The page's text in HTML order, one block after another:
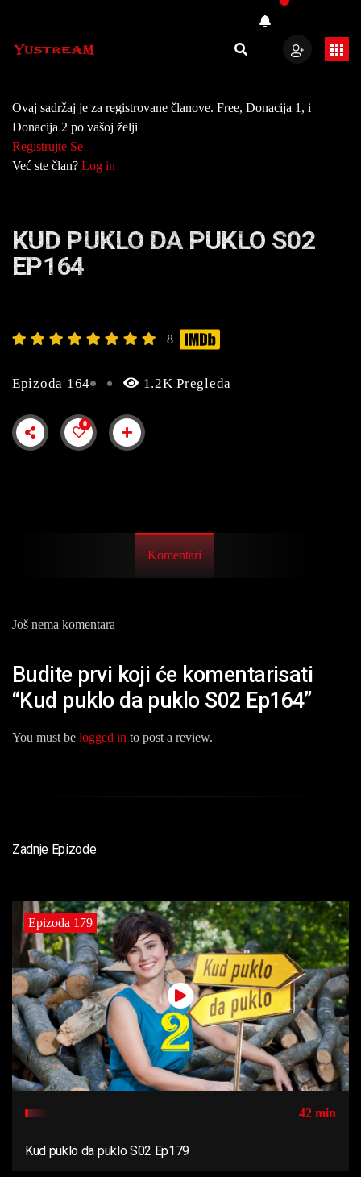
Ovaj sadržaj je za registrovane članove. Free, Donacija 1, i
Donacija 2 po vašoj želji
Registrujte Se
Već ste član? Log in
KUD PUKLO DA PUKLO S02
EP164
8
Epizoda 164 1.2K Pregleda
0
Komentari
Još nema komentara
Budite prvi koji će komentarisati
“Kud puklo da puklo S02 Ep164”
You must be logged in to post a review.
Zadnje Epizode
Epizoda 179
42 min
Kud puklo da puklo S02 Ep179